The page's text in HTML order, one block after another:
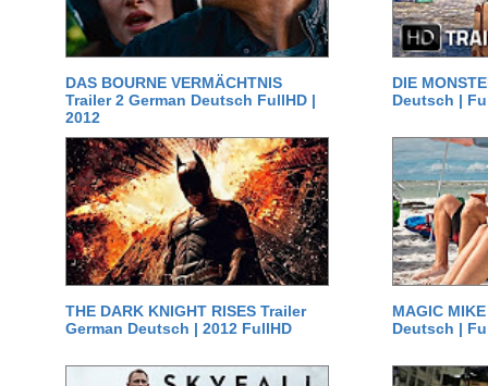
DAS BOURNE VERMÄCHTNIS
Trailer 2 German Deutsch FullHD |
2012
DIE
Deutsch |
THE DARK KNIGHT RISES Trailer
German Deutsch | 2012 FullHD
MAGIC
Deutsch |